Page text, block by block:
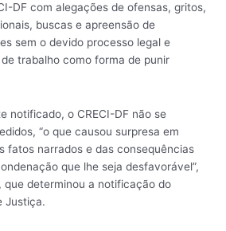
DF com alegações de ofensas, gritos,
buscas e apreensão de
sem o devido processo legal e
trabalho como forma de punir
notificado, o CRECI-DF não se
“o que causou surpresa em
fatos narrados e das consequências
que lhe seja desfavorável”,
que determinou a notificação do
Justiça.